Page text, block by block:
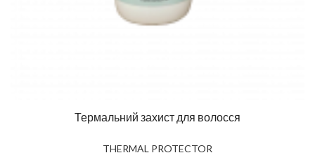
Термальний захист для волосся
THERMAL PROTECTOR